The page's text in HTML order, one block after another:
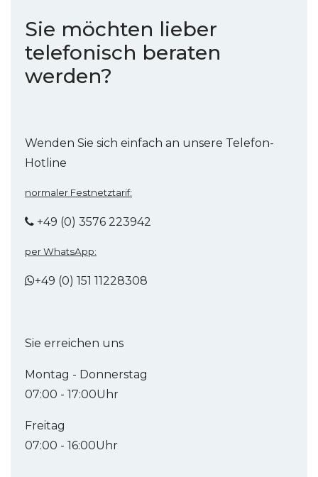
Sie möchten lieber
telefonisch beraten
werden?
Wenden Sie sich einfach an unsere Telefon-
Hotline
normaler Festnetztarif:
+49 (0) 3576 223942
per WhatsApp:
+49 (0) 151 11228308
Sie erreichen uns
Montag - Donnerstag
07:00 - 17:00Uhr
Freitag
07:00 - 16:00Uhr